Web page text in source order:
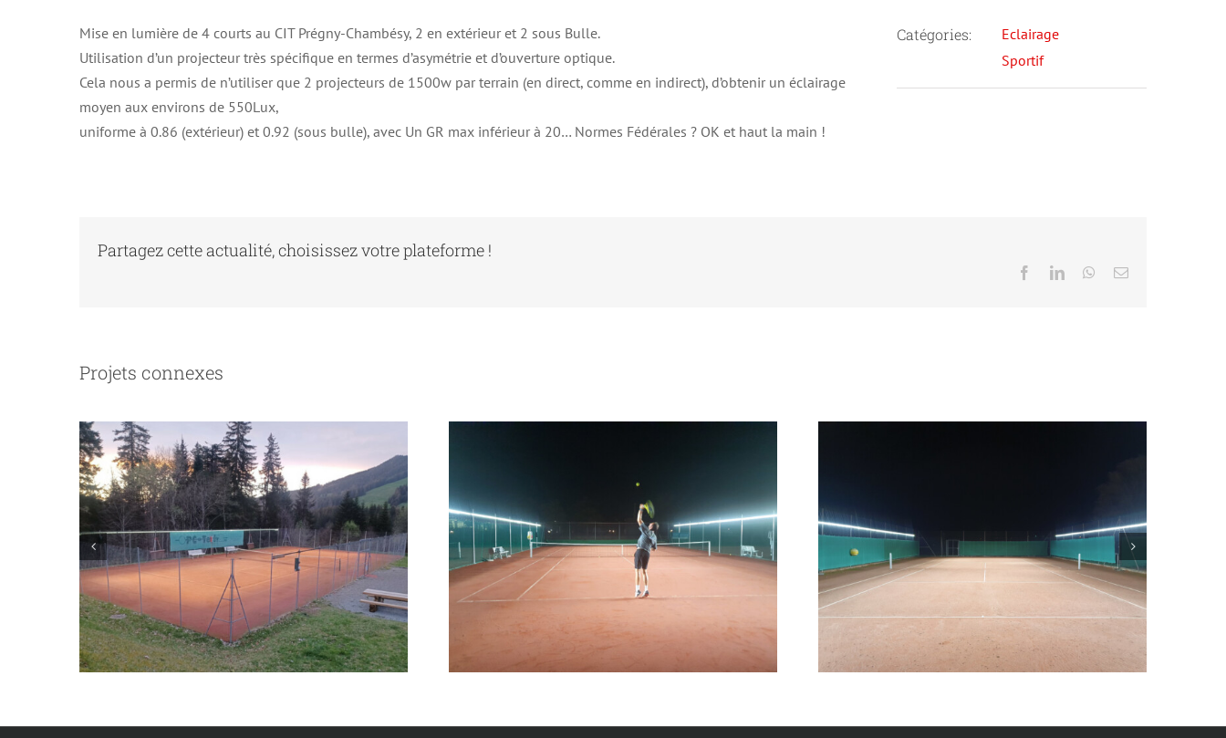
Mise en lumière de 4 courts au CIT Prégny-Chambésy, 2 en extérieur et 2 sous Bulle.
Utilisation d’un projecteur très spécifique en termes d’asymétrie et d’ouverture optique.
Cela nous a permis de n’utiliser que 2 projecteurs de 1500w par terrain (en direct, comme en indirect), d’obtenir un éclairage
moyen aux environs de 550Lux,
uniforme à 0.86 (extérieur) et 0.92 (sous bulle), avec Un GR max inférieur à 20… Normes Fédérales ? OK et haut la main !
Catégories:
Eclairage
Sportif
Partagez cette actualité, choisissez votre plateforme !
FacebookLinkedInWhatsApp
Email
Projets connexes